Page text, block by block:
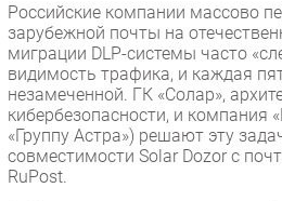
Новости
Аналитика
Интервью
Мероприятия
Проекты
IT класс
Российские компании массово
зарубежной почты на
миграции DLP-системы часто
видимость трафика, и каждая
незамеченной. ГК «Солар»,
кибербезопасности, и компания
«Группу Астра») решают эту
совместимости Solar Dozor с
RuPost.